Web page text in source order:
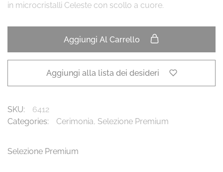
in microcristalli Celeste con scollo a cuore.
Aggiungi Al Carrello
Aggiungi alla lista dei desideri
SKU:
6412
Categories:
Cerimonia, Selezione Premium
Selezione Premium